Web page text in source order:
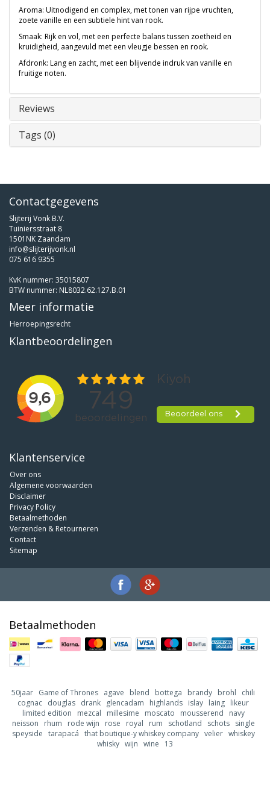
Aroma: Uitnodigend en complex, met tonen van rijpe vruchten,
zoete vanille en een subtiele hint van rook.
Smaak: Rijk en vol, met een perfecte balans tussen zoetheid en
kruidigheid, aangevuld met een vleugje bessen en rook.
Afdronk: Lang en zacht, met een blijvende indruk van vanille en
fruitige noten.
Reviews
Tags (0)
Contactgegevens
Slijterij Vonk B.V.
Tuiniersstraat 8
1501NK Zaandam
info@slijterijvonk.nl
075 616 9355
KvK nummer: 35015807
BTW nummer: NL8032.62.127.B.01
Meer informatie
Herroepingsrecht
Klantbeoordelingen
Klantenservice
Over ons
Algemene voorwaarden
Disclaimer
Privacy Policy
Betaalmethoden
Verzenden & Retourneren
Contact
Sitemap
Betaalmethoden
50jaar Game of Thrones agave blend bottega brandy brohl
chili
cognac douglas drank glencadam highlands islay laing likeur
limited edition
mezcal millesime moscato mousserend
navy
neisson
rhum rode wijn rose royal rum schotland schots
single
speyside tarapacá that boutique-y whiskey company velier whiskey
whisky wijn wine 13